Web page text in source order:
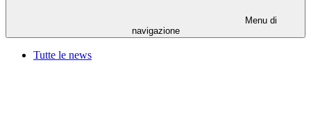
Menu di
navigazione
Tutte le news